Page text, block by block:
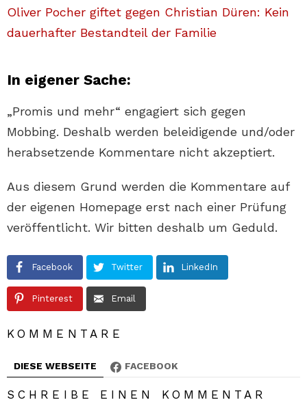
Oliver Pocher giftet gegen Christian Düren: Kein
dauerhafter Bestandteil der Familie
In eigener Sache:
„Promis und mehr“ engagiert sich gegen
Mobbing. Deshalb werden beleidigende und/oder
herabsetzende Kommentare nicht akzeptiert.
Aus diesem Grund werden die Kommentare auf
der eigenen Homepage erst nach einer Prüfung
veröffentlicht. Wir bitten deshalb um Geduld.
Facebook Twitter LinkedIn
Pinterest Email
KOMMENTARE
DIESE WEBSEITE FACEBOOK
SCHREIBE EINEN KOMMENTAR